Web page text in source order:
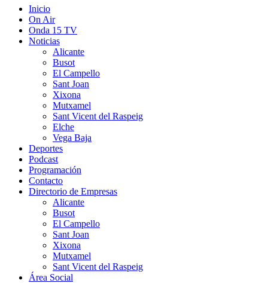
Inicio
On Air
Onda 15 TV
Noticias
Alicante
Busot
El Campello
Sant Joan
Xixona
Mutxamel
Sant Vicent del Raspeig
Elche
Vega Baja
Deportes
Podcast
Programación
Contacto
Directorio de Empresas
Alicante
Busot
El Campello
Sant Joan
Xixona
Mutxamel
Sant Vicent del Raspeig
Área Social